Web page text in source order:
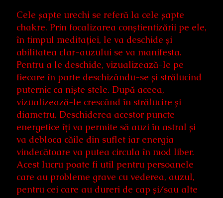
Cele șapte urechi se referă la cele șapte
chakre. Prin focalizarea conștientizării pe ele,
în timpul meditației, le va deschide și
abilitatea clar-auzului se va manifesta.
Pentru a le deschide, vizualizează-le pe
fiecare în parte deschizându-se și strălucind
puternic ca niște stele. După aceea,
vizualizează-le crescând în strălucire și
diametru. Deschiderea acestor puncte
energetice îți va permite să auzi în astral și
va debloca căile din suflet iar energia
vindecătoare va putea circula în mod liber.
Acest lucru poate fi util pentru persoanele
care au probleme grave cu vederea, auzul,
pentru cei care au dureri de cap și/sau alte